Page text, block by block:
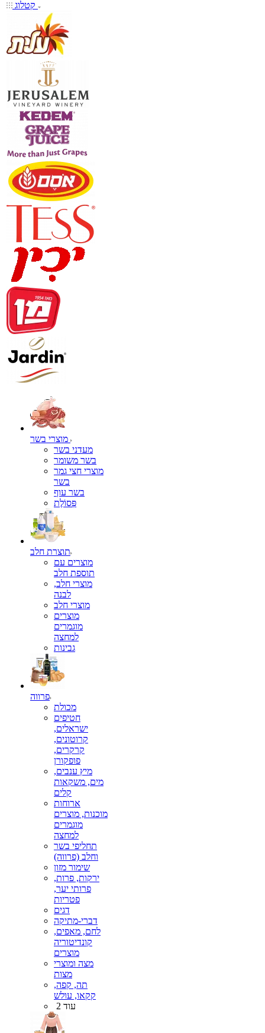
מעדני בשר
בשר משומר
מוצרי חצי גמר
בשר
בשר עוף
פְּסוֹלֶת
תוצרת חלב
מוצרים עם
תוספת חלב
מוצרי חלב,
לבנה
מוצרי חלב
מוצרים
מוגמרים
למחצה
גבינות
פרווה
מכולת
חטיפים
ישראלים,
קרוטונים,
קרקרים,
פופקורן
מיץ ענבים,
מים, משקאות
קלים
ארוחות
מוכנות, מוצרים
מוגמרים
למחצה
תחליפי בשר
וחלב (פרווה)
שימור מזון
ירקות, פרות,
פרותי יער,
פטריות
דגים
דברי-מתיקה
לחם, מאפים,
קונדיטוריה
מוצרים
מצה ומוצרי
מצות
תה, קפה,
קקאו, עולש
עוד 2